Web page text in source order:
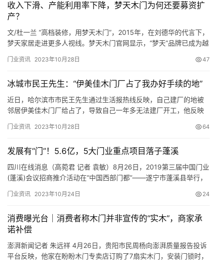
地。”来自成都的龙尚门业总经理范永军看到企…
收入下滑、产能利用率下降，梦天木门为何还要募资扩
产？
文/杜一兰 “高档装修，用梦天木门”，2015年，在刘德华的代言下，
梦天家居走进更多人视线。梦天木门官网显示，“梦天”品牌已成为越
962家经销商、1100多家经销商专卖店。 随着经销商增加，带来的
元下降至13.48亿元，平均每家经…
门业资讯 2023年10月28日 47
冰城市民王先生：“伊美佳木门厂占了我办好手续的地”
近日，哈尔滨市市民王先生通过生活报热线反映，自己建厂的地被
邻居伊美佳木门厂给占了，导致自己一年多无法建厂开工，他反映
地却被占 王先生表示，他是通过招商引资来的哈市呼兰区原野村，
侧一部分，被隔壁的伊美佳木门厂给占了。王先生说：“他家的围墙
盖到…
门业资讯 2023年10月28日 64
发展有“门”！5.6亿，5大门业重点项目落子蓬溪
四川在线消息（高菀君 记者 袁敏）8月26日，2019第三届中国门业
(蓬溪)会议招商推介活动在“中国西部门都”——遂宁市蓬溪县举行，
共同探讨门业及智能家居发展新未来。会议促成5个重点门业投资项
部门都’这块招牌越来越响亮，这是门业投资…
门业资讯 2023年10月24日 24
消费曝光台｜消费者称木门并非宣传的“实木”，商家承
诺补偿
澎湃新闻记者 朱远祥 4月26日，贵阳市民周杨向澎湃质量报告投诉
平台反映，他家在盼盼木门专卖店订购了7扇实木门，安装门锁时，